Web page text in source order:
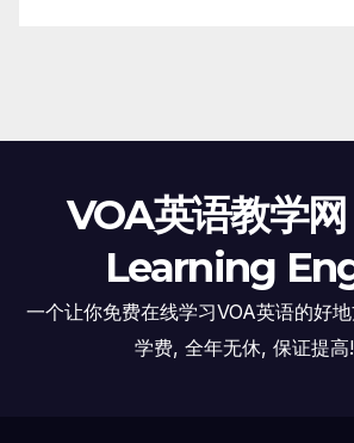
VOA英语教学
Learning
一个让你免费在线学习VOA英语的好
学费, 全年无休, 保证提高